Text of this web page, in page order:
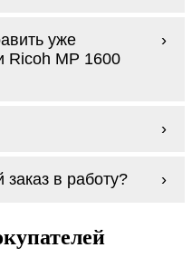
упаковки, когда
Ricoh MP 1600
при получении
уже
Ricoh MP 1600
с оригиналами
заправить
series. У нас
подошли, мы при
заказ в работу?
вами
письмо с копией